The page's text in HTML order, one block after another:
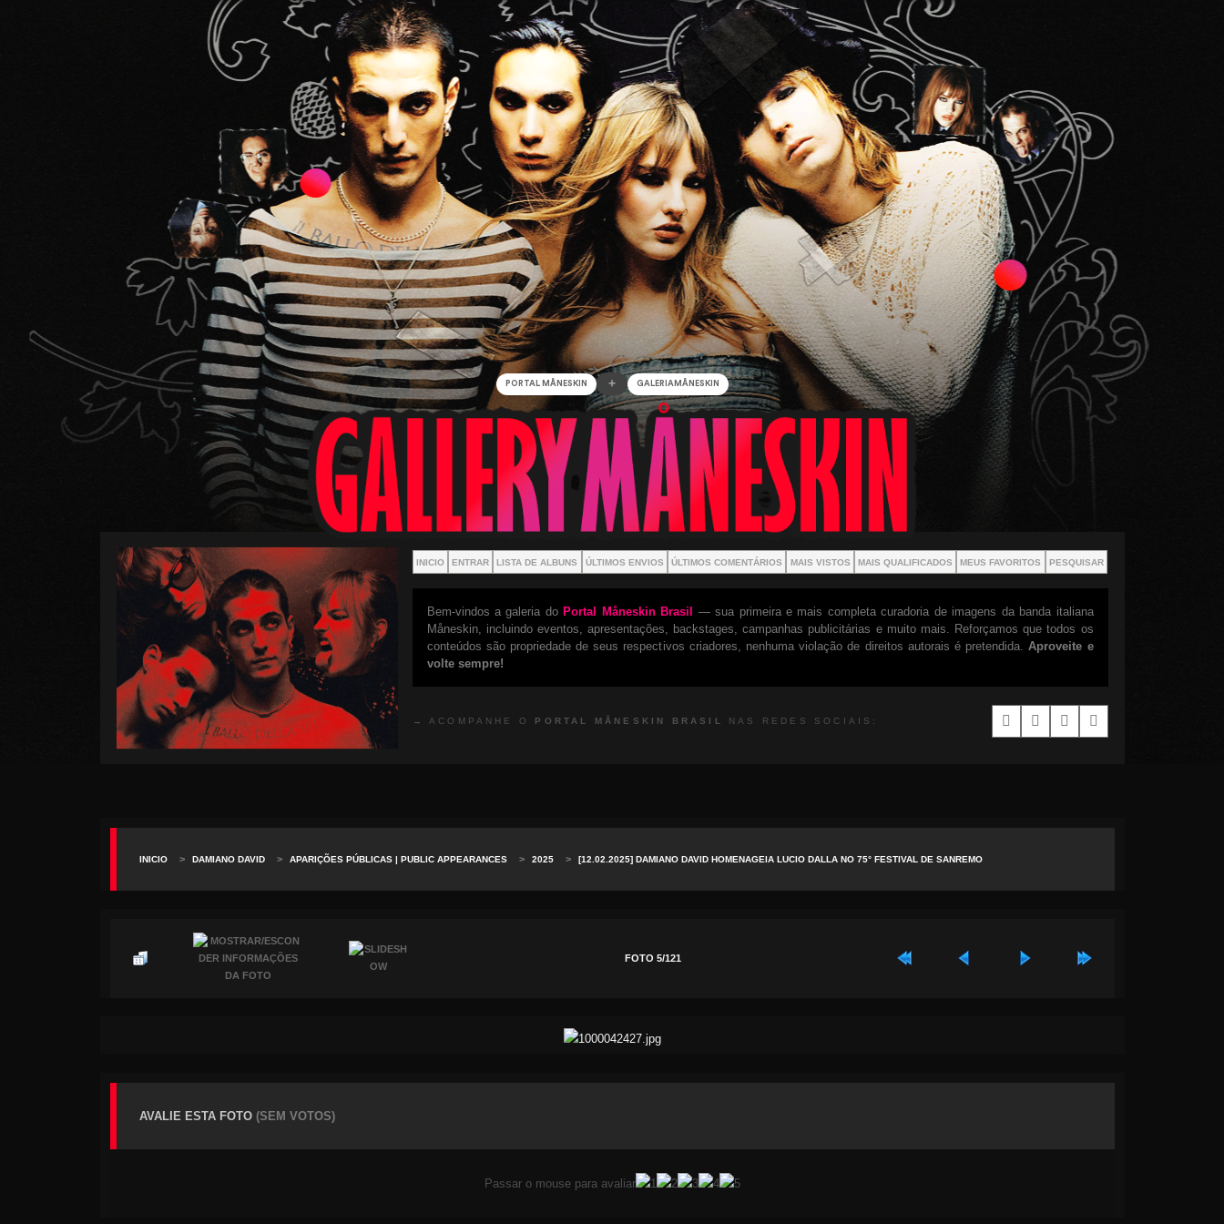
PORTAL MÅNESKIN + GALERIAMÅNESKIN
INICIO ENTRAR LISTA DE ALBUNS ÚLTIMOS ENVIOS ÚLTIMOS COMENTÁRIOS MAIS VISTOS MAIS QUALIFICADOS MEUS FAVORITOS PESQUISAR
Bem-vindos a galeria do Portal Måneskin Brasil
— sua primeira e mais completa curadoria de imagens da banda italiana
Måneskin, incluindo eventos, apresentações, backstages, campanhas publicitárias e muito mais. Reforçamos que todos os
conteúdos são propriedade de seus respectivos criadores, nenhuma violação de direitos autorais é pretendida. Aproveite e
volte sempre!
→ ACOMPANHE O PORTAL MÅNESKIN BRASIL NAS REDES SOCIAIS:
INICIO > DAMIANO DAVID > APARIÇÕES PÚBLICAS | PUBLIC APPEARANCES > 2025 > [12.02.2025] DAMIANO DAVID HOMENAGEIA LUCIO DALLA NO 75° FESTIVAL DE SANREMO
FOTO 5/121
AVALIE ESTA FOTO (SEM VOTOS)
Passar o mouse para avaliar